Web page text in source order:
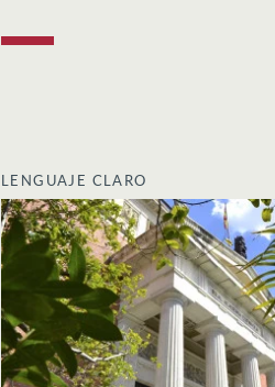
LENGUAJE CLARO